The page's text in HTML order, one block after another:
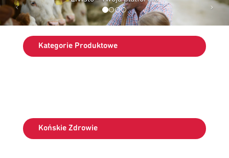
Kategorie Produktowe
Końskie Zdrowie